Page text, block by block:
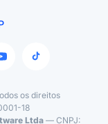
os direitos
18
Ltda— CNPJ: